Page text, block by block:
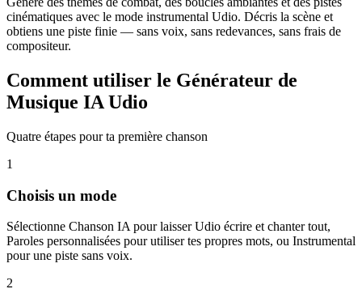
cinématiques avec le mode instrumental Udio. Décris la scène et
obtiens une piste finie — sans voix, sans redevances, sans frais de
compositeur.
Comment utiliser le Générateur de
Musique IA Udio
Quatre étapes pour ta première chanson
1
Choisis un mode
Sélectionne Chanson IA pour laisser Udio écrire et chanter tout,
Paroles personnalisées pour utiliser tes propres mots, ou Instrumental
pour une piste sans voix.
2